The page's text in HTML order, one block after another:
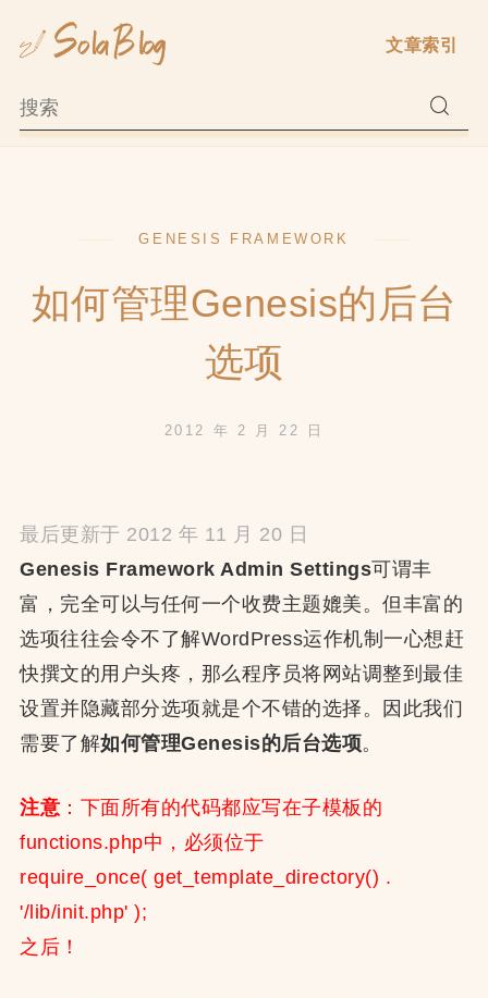
文章索引
GENESIS FRAMEWORK
如何管理Genesis的后台
选项
2012 年 2 月 22 日
最后更新于 2012 年 11 月 20 日
Genesis Framework Admin Settings可谓丰
富，完全可以与任何一个收费主题媲美。但丰富的
选项往往会令不了解WordPress运作机制一心想赶
快撰文的用户头疼，那么程序员将网站调整到最佳
设置并隐藏部分选项就是个不错的选择。因此我们
需要了解如何管理Genesis的后台选项。
注意 ：下面所有的代码都应写在子模板的
functions.php中，必须位于
require_once( get_template_directory() .
'/lib/init.php' );
之后！